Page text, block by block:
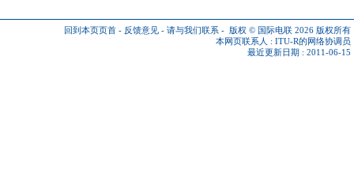
回到本页页首 - 反馈意见 - 请与我们联系 - 版权 © 国际电联 2026 版权所有
本网页联系人 : ITU-R的网络协调员
最近更新日期 : 2011-06-15